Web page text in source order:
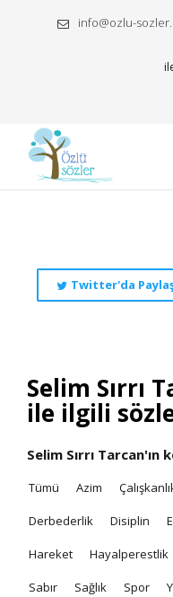
info@ozlu-
Twitter'da
Selim Sırrı
ile ilgili
Selim Sırrı Tarcan'ın
Tümü Azim
Derbederlik Disiplin
Hareket Hayalperestlik
Sabır Sağlık Spor